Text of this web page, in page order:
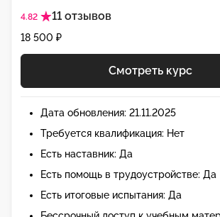
4.82 11 отзывов
18 500 ₽
Смотреть курс
Дата обновления: 21.11.2025
Требуется квалификация: Нет
Есть наставник: Да
Есть помощь в трудоустройстве: Да
Есть итоговые испытания: Да